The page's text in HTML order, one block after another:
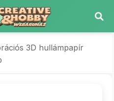
3D hullámpapír